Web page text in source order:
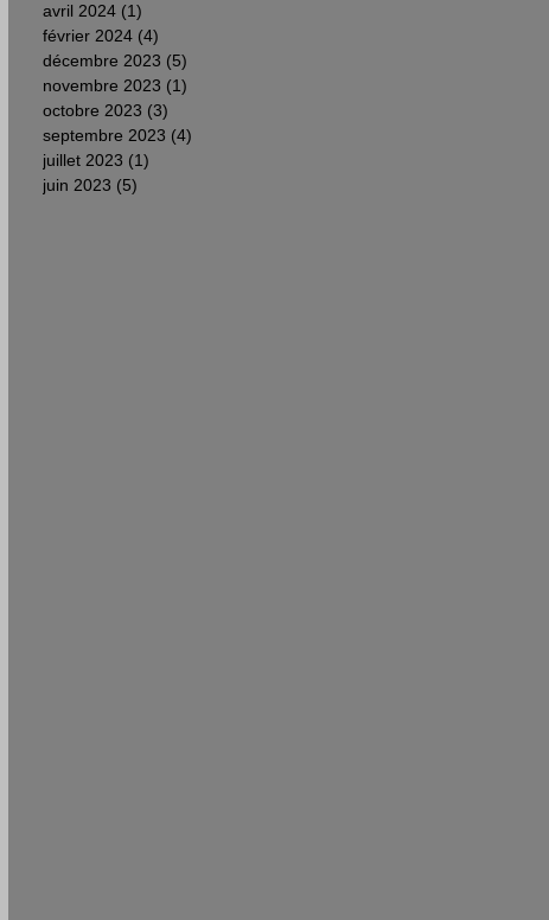
avril 2024 (1)
février 2024 (4)
décembre 2023 (5)
novembre 2023 (1)
octobre 2023 (3)
septembre 2023 (4)
juillet 2023 (1)
juin 2023 (5)